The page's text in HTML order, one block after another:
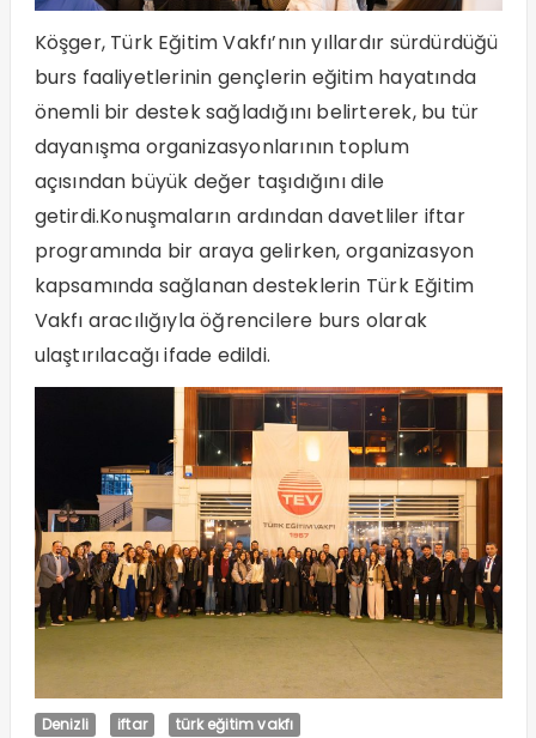
Köşger, Türk Eğitim Vakfı’nın yıllardır sürdürdüğü
burs faaliyetlerinin gençlerin eğitim hayatında
önemli bir destek sağladığını belirterek, bu tür
dayanışma organizasyonlarının toplum
açısından büyük değer taşıdığını dile
getirdi.Konuşmaların ardından davetliler iftar
programında bir araya gelirken, organizasyon
kapsamında sağlanan desteklerin Türk Eğitim
Vakfı aracılığıyla öğrencilere burs olarak
ulaştırılacağı ifade edildi.
Denizli iftar türk eğitim vakfı